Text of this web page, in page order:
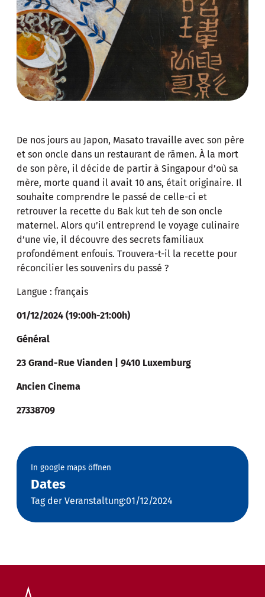
De nos jours au Japon, Masato travaille avec son père
et son oncle dans un restaurant de rāmen. À la mort
de son père, il décide de partir à Singapour d’où sa
mère, morte quand il avait 10 ans, était originaire. Il
souhaite comprendre le passé de celle-ci et
retrouver la recette du Bak kut teh de son oncle
maternel. Alors qu’il entreprend le voyage culinaire
d’une vie, il découvre des secrets familiaux
profondément enfouis. Trouvera-t-il la recette pour
réconcilier les souvenirs du passé ?
Langue : français
01/12/2024 (19:00h-21:00h)
Général
23 Grand-Rue Vianden | 9410 Luxemburg
Ancien Cinema
27338709
In google maps öffnen
Dates
Tag der Veranstaltung:01/12/2024